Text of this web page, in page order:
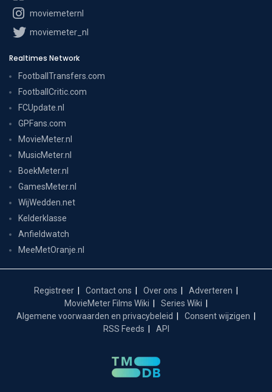
moviemeternl
moviemeter_nl
Realtimes Network
FootballTransfers.com
FootballCritic.com
FCUpdate.nl
GPFans.com
MovieMeter.nl
MusicMeter.nl
BoekMeter.nl
GamesMeter.nl
WijWedden.net
Kelderklasse
Anfieldwatch
MeeMetOranje.nl
Registreer Contact ons Over ons
Adverteren
MovieMeter Films Wiki
Series Wiki
Algemene voorwaarden en privacybeleid
Consent wijzigen
RSS Feeds
API